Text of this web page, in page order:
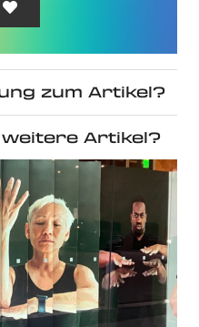
zum Artikel?
Artikel?